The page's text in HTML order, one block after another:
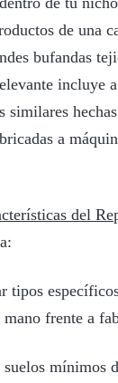
de una
bufandas
incluye
similares
a
del
tipos
mano frente a
suelos mínimos